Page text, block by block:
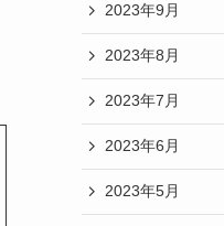
2023年9月
2023年8月
2023年7月
2023年6月
2023年5月